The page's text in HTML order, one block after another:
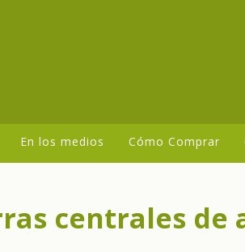
En los medios Cómo Comprar
centrales de